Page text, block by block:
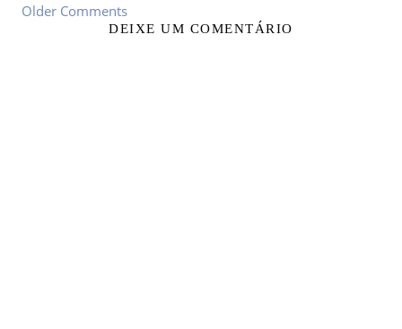
Older Comments
DEIXE UM COMENTÁRIO